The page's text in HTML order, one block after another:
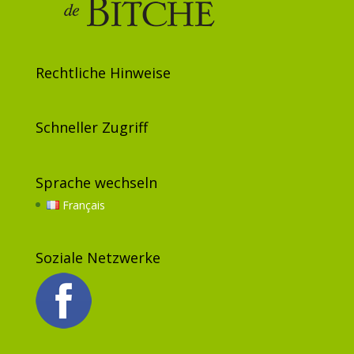
Rechtliche Hinweise
Schneller Zugriff
Sprache wechseln
Français
Soziale Netzwerke